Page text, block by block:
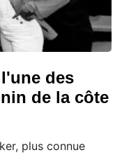
des
de la côte
plus connue